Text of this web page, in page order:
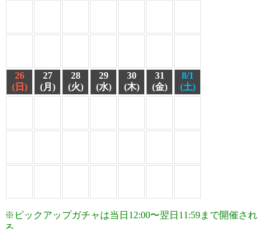
26
(日)
27
(月)
28
(火)
29
(水)
30
(木)
31
(金)
8/1
(土)
※ピックアップガチャは当日12:00〜翌日11:59まで開催され